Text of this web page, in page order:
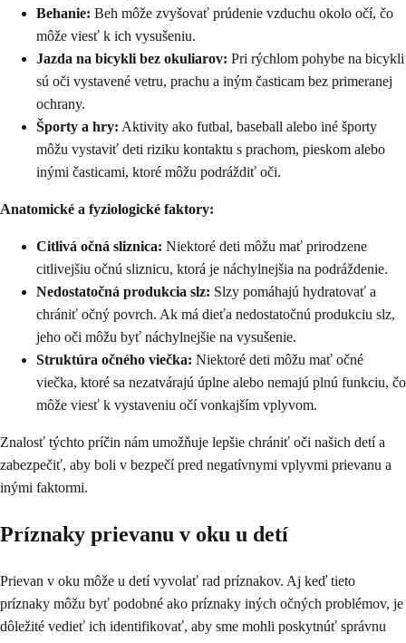
Behanie: Beh môže zvyšovať prúdenie vzduchu okolo očí, čo
môže viesť k ich vysušeniu.
Jazda na bicykli bez okuliarov: Pri rýchlom pohybe na bicykli
sú oči vystavené vetru, prachu a iným časticam bez primeranej
ochrany.
Športy a hry: Aktivity ako futbal, baseball alebo iné športy
môžu vystaviť deti riziku kontaktu s prachom, pieskom alebo
inými časticami, ktoré môžu podráždiť oči.
Anatomické a fyziologické faktory:
Citlivá očná sliznica: Niektoré deti môžu mať prirodzene
citlivejšiu očnú sliznicu, ktorá je náchylnejšia na podráždenie.
Nedostatočná produkcia slz: Slzy pomáhajú hydratovať a
chrániť očný povrch. Ak má dieťa nedostatočnú produkciu slz,
jeho oči môžu byť náchylnejšie na vysušenie.
Struktúra očného viečka: Niektoré deti môžu mať očné
viečka, ktoré sa nezatvárajú úplne alebo nemajú plnú funkciu, čo
môže viesť k vystaveniu očí vonkajším vplyvom.
Znalosť týchto príčin nám umožňuje lepšie chrániť oči našich detí a
zabezpečiť, aby boli v bezpečí pred negatívnymi vplyvmi prievanu a
inými faktormi.
Príznaky prievanu v oku u detí
Prievan v oku môže u detí vyvolať rad príznakov. Aj keď tieto
príznaky môžu byť podobné ako príznaky iných očných problémov, je
dôležité vedieť ich identifikovať, aby sme mohli poskytnúť správnu